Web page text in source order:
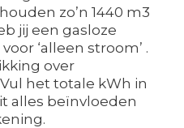
zo’n 1440 m3
jij een gasloze
‘alleen stroom’ .
over
het totale kWh in
alles beïnvloeden